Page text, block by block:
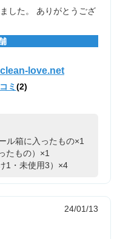
した。 ありがとうござ
love.net
ミ (2)
ル箱に入ったもの×1
たもの）×1
1・未使用3）×4
24/01/13